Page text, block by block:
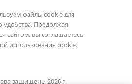
файлы cookie для
удобства. Продолжая
сайтом, вы соглашаетесь
использования cookie.
защищены 2026 г.